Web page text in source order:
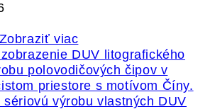
Zobraziť viac
výrobu vlastných DUV